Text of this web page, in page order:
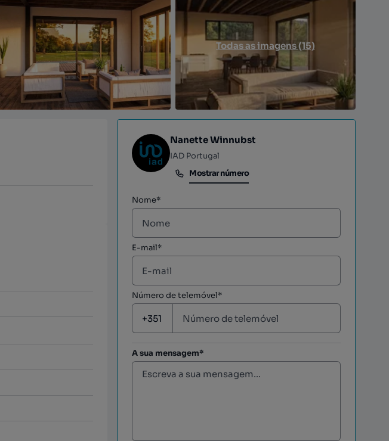
Todas as imagens (15)
Nanette Winnubst
IAD Portugal
Mostrar número
Mostrar número
Nome*
E-mail*
Número de telemóvel*
A sua mensagem*